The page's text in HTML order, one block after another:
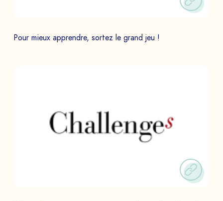
Pour mieux apprendre, sortez le grand jeu !